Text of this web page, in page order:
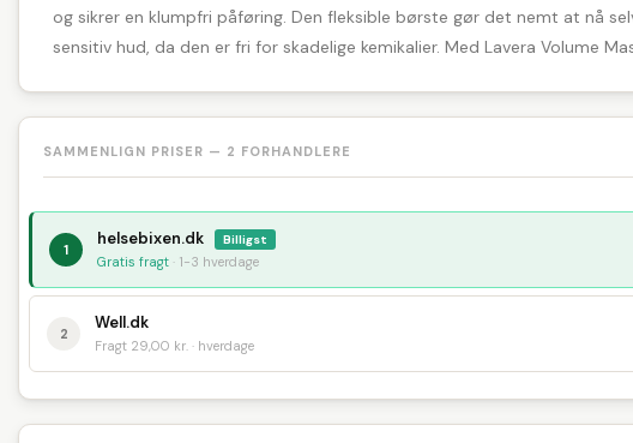
og sikrer en klumpfri påføring. Den fleksible børste gør det nemt at nå
sensitiv hud, da den er fri for skadelige kemikalier. Med Lavera Volume
SAMMENLIGN PRISER — 2 FORHANDLERE
1
helsebixen.dk Billigst
Gratis fragt · 1-3 hverdage
2
Well.dk
Fragt 29,00 kr. · hverdage